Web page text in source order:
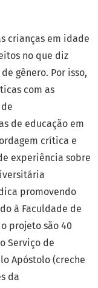
crianças em idade
no que diz
gênero. Por isso,
com as
de educação em
crítica e
experiência sobre
promovendo
à Faculdade de
projeto são 40
Serviço de
Apóstolo (creche
da